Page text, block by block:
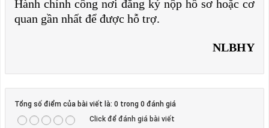
Hành chính công nơi đăng ký nộp hồ sơ hoặc cơ
quan gần nhất để được hỗ trợ.
NLBHY
Tổng số điểm của bài viết là: 0 trong 0 đánh giá
Click để đánh giá bài viết